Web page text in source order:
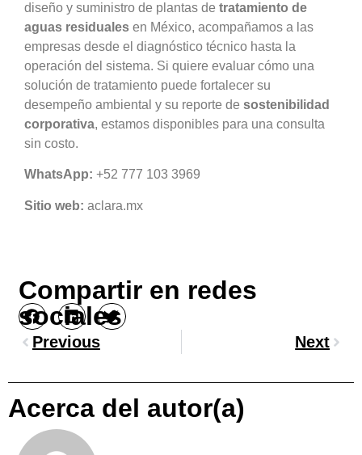
diseño y suministro de plantas de tratamiento de
aguas residuales en México, acompañamos a las
empresas desde el diagnóstico técnico hasta la
operación del sistema. Si quiere evaluar cómo una
solución de tratamiento puede fortalecer su
desempeño ambiental y su reporte de sostenibilidad
corporativa, estamos disponibles para una consulta
sin costo.
WhatsApp: +52 777 103 3969
Sitio web: aclara.mx
Compartir en redes
sociales
Previous Next
Acerca del autor(a)